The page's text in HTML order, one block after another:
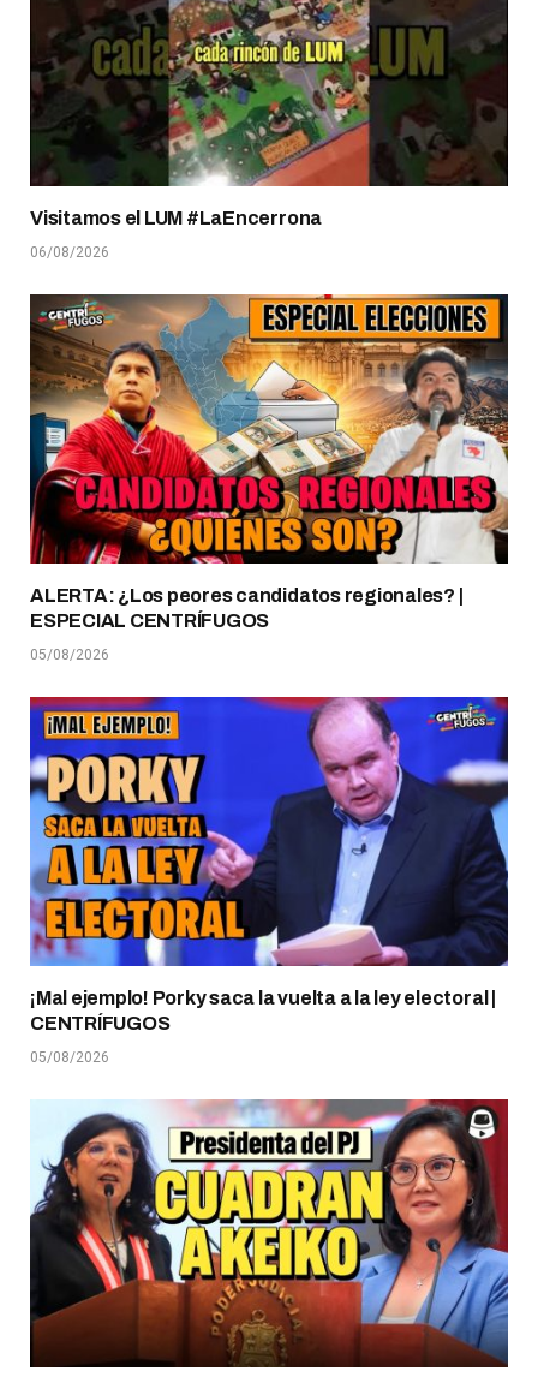
Visitamos el LUM #LaEncerrona
06/08/2026
ALERTA: ¿Los peores candidatos regionales? |
ESPECIAL CENTRÍFUGOS
05/08/2026
¡Mal ejemplo! Porky saca la vuelta a la ley electoral |
CENTRÍFUGOS
05/08/2026